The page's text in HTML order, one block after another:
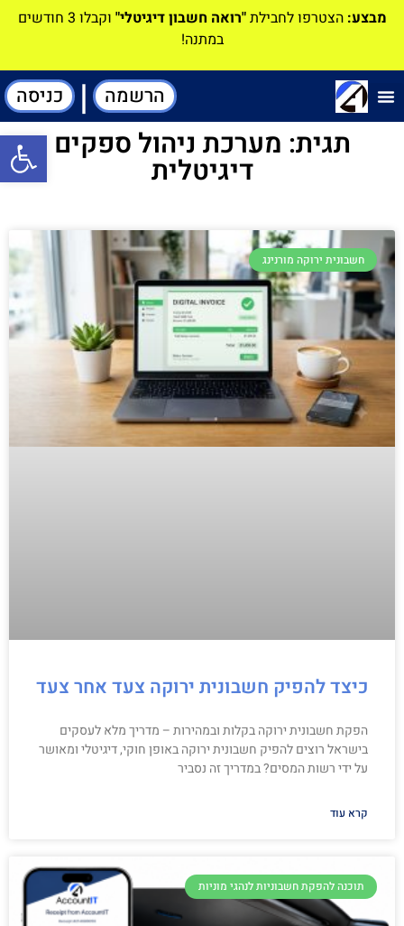
מבצע: הצטרפו לחבילת"רואה חשבון דיגיטלי"
וקבלו 3 חודשים
במתנה!
הרשמה | כניסה
תגית: מערכת ניהול ספקים
דיגיטלית
חשבונית ירוקה מורנינג
כיצד להפיק חשבונית ירוקה צעד אחר צעד
הפקת חשבונית ירוקה בקלות ובמהירות – מדריך מלא לעסקים
בישראל רוצים להפיק חשבונית ירוקה באופן חוקי, דיגיטלי ומאושר
על ידי רשות המסים? במדריך זה נסביר
קרא עוד
תוכנה להפקת חשבוניות לנהגי מוניות
פתח